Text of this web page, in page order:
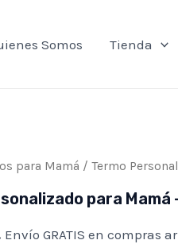
Somos Tienda
para Mamá / Termo
para Mamá
GRATIS en compras